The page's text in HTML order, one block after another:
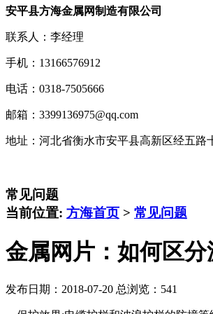
安平县方海金属网制造有限公司
联系人：李经理
手机：13166576912
电话：0318-7505666
邮箱：3399136975@qq.com
地址：河北省衡水市安平县高新区经五路
常见问题
当前位置: 方海首页 > 常见问题
金属网片：如何区
发布日期：2018-07-20 总浏览： 541